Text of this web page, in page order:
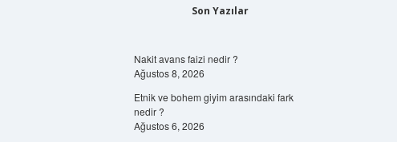
Son Yazılar
Nakit avans faizi nedir ?
Ağustos 8, 2026
Etnik ve bohem giyim arasındaki fark
nedir ?
Ağustos 6, 2026